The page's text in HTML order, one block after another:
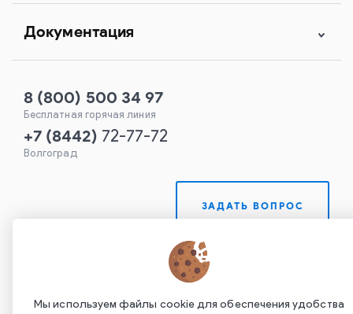
Документация
8 (800) 500 34 97
Бесплатная горячая линия
+7 (8442) 72-77-72
Волгоград
ЗАДАТЬ ВОПРОС
Мы используем файлы cookie для обеспечения удобства